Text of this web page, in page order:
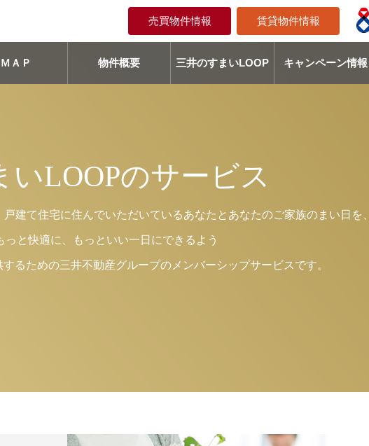
売買物件情報 賃貸物件情報
ＭＡＰ 物件概要 三井のすまいLOOP キャンペーン情報
いLOOPのサービス
建て住宅に住んでいただいているあなたとあなたのご家族のまい日を、
っと快適に、もっといい一日にできるよう
るための三井不動産グループのメンバーシップサービスです。